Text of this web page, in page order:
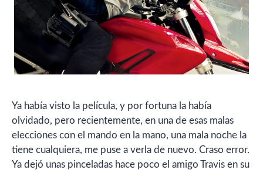
Ya había visto la película, y por fortuna la había
olvidado, pero recientemente, en una de esas malas
elecciones con el mando en la mano, una mala noche la
tiene cualquiera, me puse a verla de nuevo. Craso error.
Ya dejó unas pinceladas hace poco el amigo Travis en su